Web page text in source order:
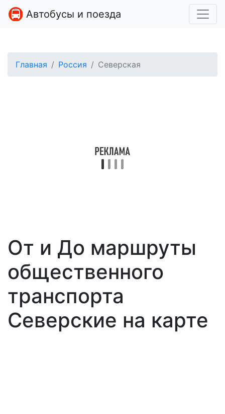
Автобусы и поезда
Главная Россия Северская
От и До маршруты
общественного
транспорта
Северские на карте